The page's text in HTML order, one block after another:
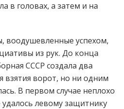
в головах, а затем и на
воодушевленные успехом,
из рук. До конца
СССР создала два
взятия ворот, но ни одним
В первом случае неплохо
левому защитнику